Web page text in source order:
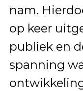
nam.
op keer
publiek en
spanning